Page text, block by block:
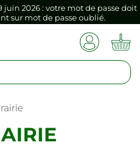
juin 2026 : votre mot de passe doit
sur mot de passe oublié.
mot de passe dans votre
à la première connexion
juin 2026 : votre mot de passe doit
sur mot de passe oublié.
mot de passe dans votre
espace client.